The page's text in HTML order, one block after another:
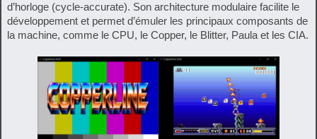
d’horloge (cycle-accurate). Son architecture modulaire facilite le
développement et permet d’émuler les principaux composants de
la machine, comme le CPU, le Copper, le Blitter, Paula et les CIA.